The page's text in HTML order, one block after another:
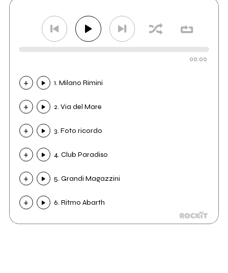
00:00
1. Milano Rimini
2. Via del Mare
3. Foto ricordo
4. Club Paradiso
5. Grandi Magazzini
6. Ritmo Abarth